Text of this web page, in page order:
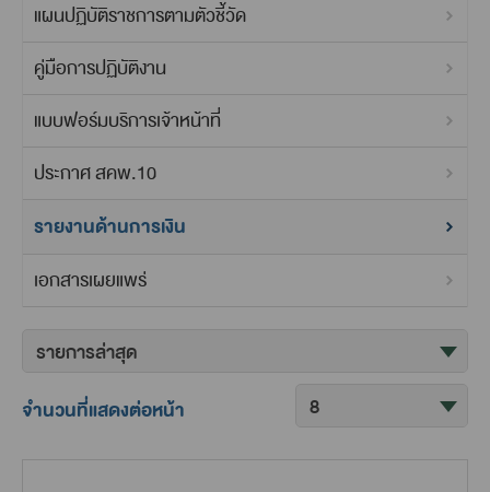
แผนปฏิบัติราชการตามตัวชี้วัด
คู่มือการปฏิบัติงาน
แบบฟอร์มบริการเจ้าหน้าที่
ประกาศ สคพ.10
รายงานด้านการเงิน
เอกสารเผยแพร่
จำนวนที่แสดงต่อหน้า